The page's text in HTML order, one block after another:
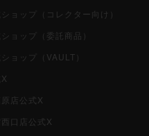
ョップ（コレクター向け）
ョップ（委託商品）
ョップ（VAULT）
店公式X
口店公式X